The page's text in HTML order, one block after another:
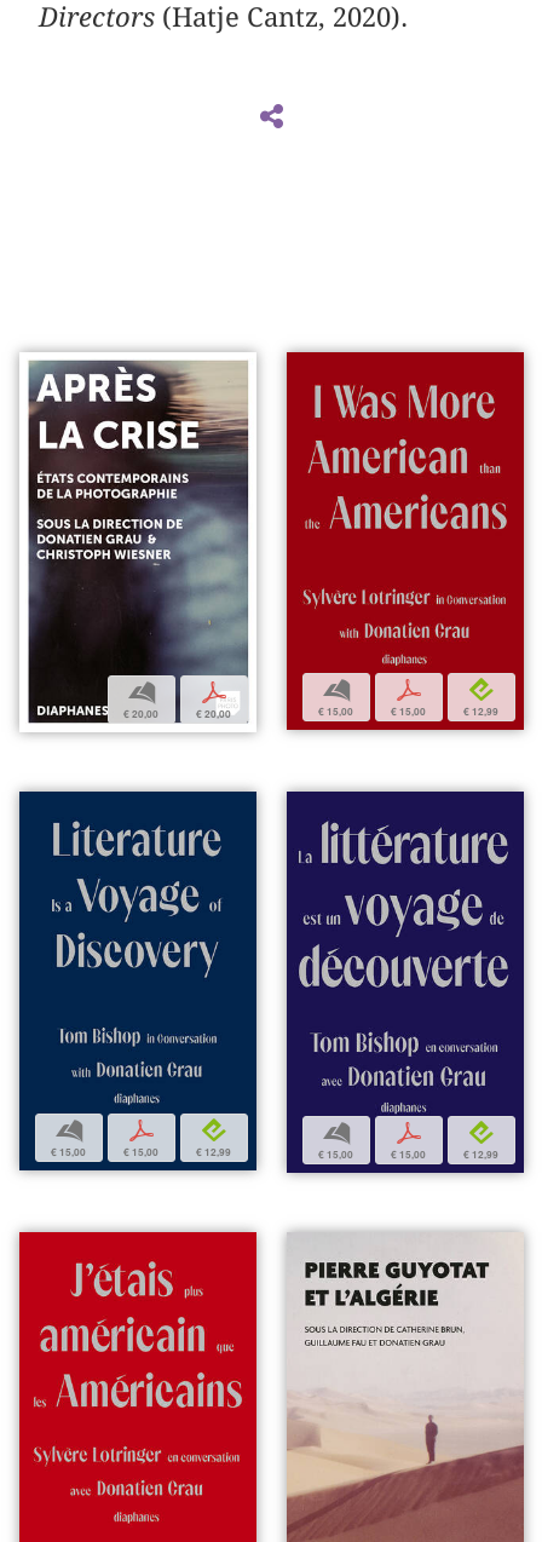
Directors (Hatje Cantz, 2020).
b
€ 20,00
p
€ 20,00
b
€ 15,00
p
€ 15,00
e
€ 12,99
b
€ 15,00
p
€ 15,00
e
€ 12,99
b
€ 15,00
p
€ 15,00
e
€ 12,99